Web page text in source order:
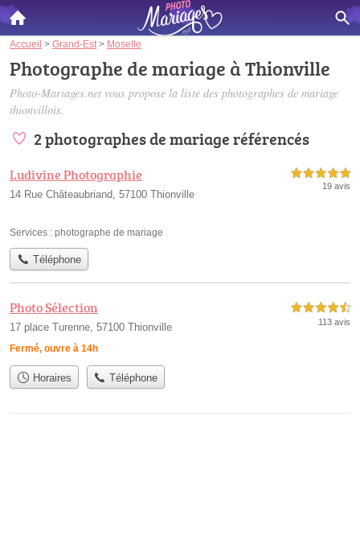
Accueil > Grand-Est > Moselle
Photographe de mariage à Thionville
Photo-Mariages.net vous propose la liste des photographes de mariage
thionvillois.
2 photographes de mariage référencés
Ludivine Photographie
14 Rue Châteaubriand, 57100 Thionville
5,0 étoiles sur 5
19 avis
Services : photographe de mariage
Téléphone
Photo Sélection
17 place Turenne, 57100 Thionville
Fermé, ouvre à 14h
4,5 étoiles sur 5
113 avis
Horaires Téléphone